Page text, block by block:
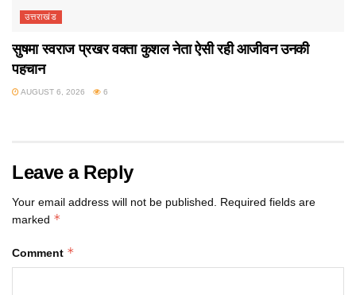
उत्तराखंड
सुषमा स्वराज प्रखर वक्ता कुशल नेता ऐसी रही आजीवन उनकी
पहचान
AUGUST 6, 2026 6
Leave a Reply
Your email address will not be published. Required fields are
marked *
Comment *